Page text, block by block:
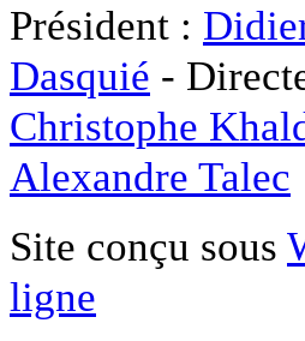
Président :
Dasquié -
Christophe
Alexandre Talec
Site conçu sous
ligne